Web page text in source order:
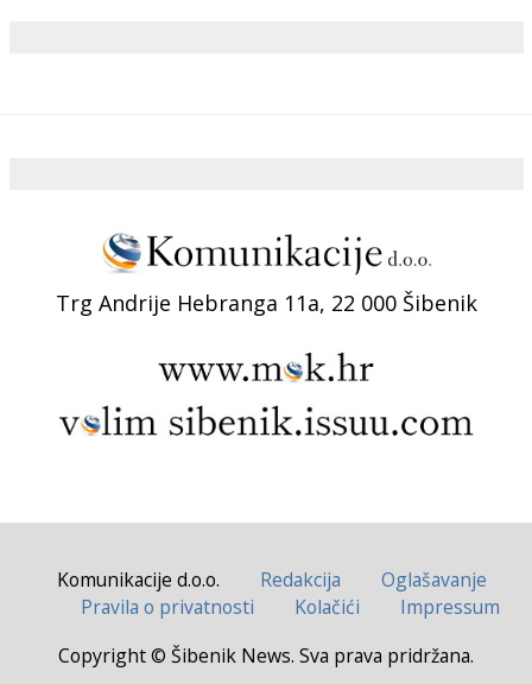
Trg Andrije Hebranga 11a, 22 000 Šibenik
Komunikacije d.o.o. Redakcija
Oglašavanje
Pravila o privatnosti
Kolačići
Impressum
Copyright © Šibenik News. Sva prava pridržana.